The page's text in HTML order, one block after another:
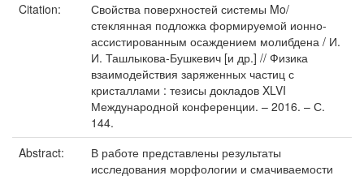
Citation:
Свойства поверхностей системы Mo/
стеклянная подложка формируемой ионно-
ассистированным осаждением молибдена / И.
И. Ташлыкова-Бушкевич [и др.] // Физика
взаимодействия заряженных частиц с
кристаллами : тезисы докладов XLVI
Международной конференции. – 2016. – С.
144.
Abstract:
В работе представлены результаты
исследования морфологии и смачиваемости